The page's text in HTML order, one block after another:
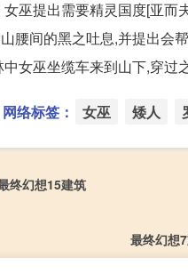
巫提出需要精灵国度[亚而
腰间的黑之吐息,并提出会
女巫坐缆车来到山下,穿过
网络标签： 女巫 矮人
终幻想15建筑
最终幻想